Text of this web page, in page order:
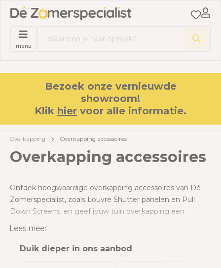
menu
Bezoek onze vernieuwde
showroom!
Klik hier voor alle informatie.
Overkapping Overkapping accessoires
Overkapping accessoires
Ontdek hoogwaardige overkapping accessoires van Dé
Zomerspecialist, zoals Louvre Shutter panelen en Pull
Down Screens, en geef jouw tuin overkapping een
stijlvolle upgrade.
Lees meer
Duik dieper in ons aanbod